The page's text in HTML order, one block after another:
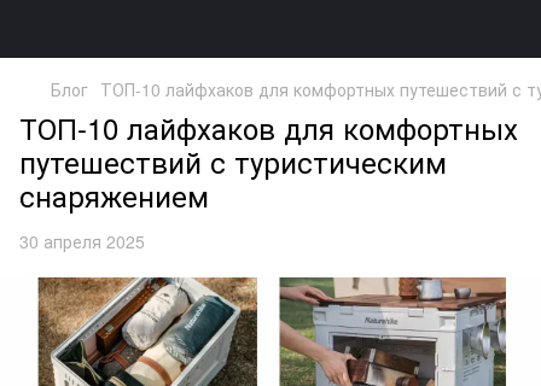
Блог ТОП-10 лайфхаков для комфортных путешествий с
ТОП-10 лайфхаков для комфортных
путешествий с туристическим
снаряжением
30 апреля 2025